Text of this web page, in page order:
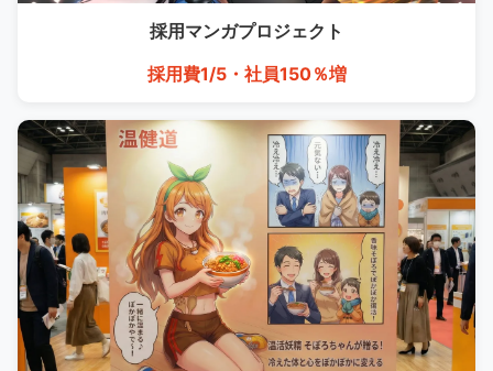
採用マンガプロジェクト
採用費1/5・社員150％増